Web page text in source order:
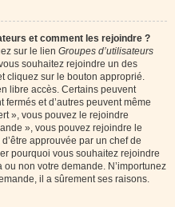
et comment les rejoindre ?
sur le lien Groupes d’utilisateurs
souhaitez rejoindre un des
cliquez sur le bouton approprié.
libre accès. Certains peuvent
et d’autres peuvent même
», vous pouvez le rejoindre
», vous pouvez rejoindre le
approuvée par un chef de
pourquoi vous souhaitez rejoindre
non votre demande. N’importunez
il a sûrement ses raisons.